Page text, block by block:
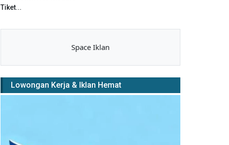
Tiket...
Space Iklan
Lowongan Kerja & Iklan Hemat